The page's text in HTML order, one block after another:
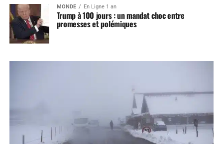
MONDE En Ligne 1 an
Trump à 100 jours : un mandat choc entre
promesses et polémiques